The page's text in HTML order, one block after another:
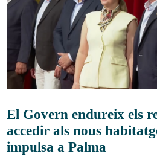
El Govern endureix els
accedir als nous
impulsa a Palma